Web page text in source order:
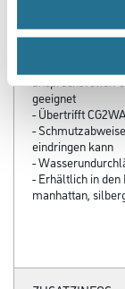
- Hoch
hohe, sichere
- Ideal auch für
anspruchsvollen
geeignet
- Übertrifft
-
eindringen kann
-
- Erhältlich in den
manhattan,